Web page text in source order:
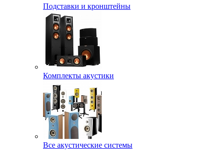
Подставки и кронштейны
Комплекты акустики
Все акустические системы